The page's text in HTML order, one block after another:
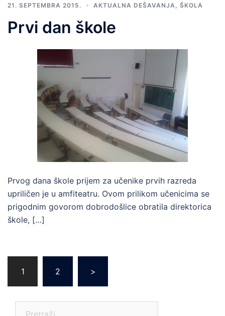
21. SEPTEMBRA 2015. AKTUALNA DEŠAVANJA ŠKOLA
Prvi dan škole
Prvog dana škole prijem za učenike prvih razreda
upriličen je u amfiteatru. Ovom prilikom učenicima se
prigodnim govorom dobrodošlice obratila direktorica
škole, […]
pagination
1 2 >